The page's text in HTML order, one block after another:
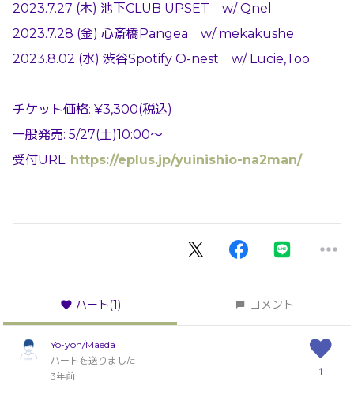
2023.7.27 (木) 池下CLUB UPSET w/ Qnel
2023.7.28 (金) 心斎橋Pangea w/ mekakushe
2023.8.02 (水) 渋谷Spotify O-nest w/ Lucie,Too
チケット価格: ¥3,300(税込)
一般発売: 5/27(土)10:00～
受付URL: https://eplus.jp/yuinishio-na2man/
ハート(1) コメント
Yo-yoh/Maeda
ハートを送りました
3年前
1